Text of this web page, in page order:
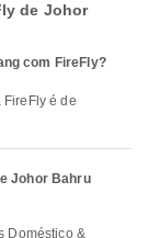
de Johor
com FireFly?
Johor Bahru